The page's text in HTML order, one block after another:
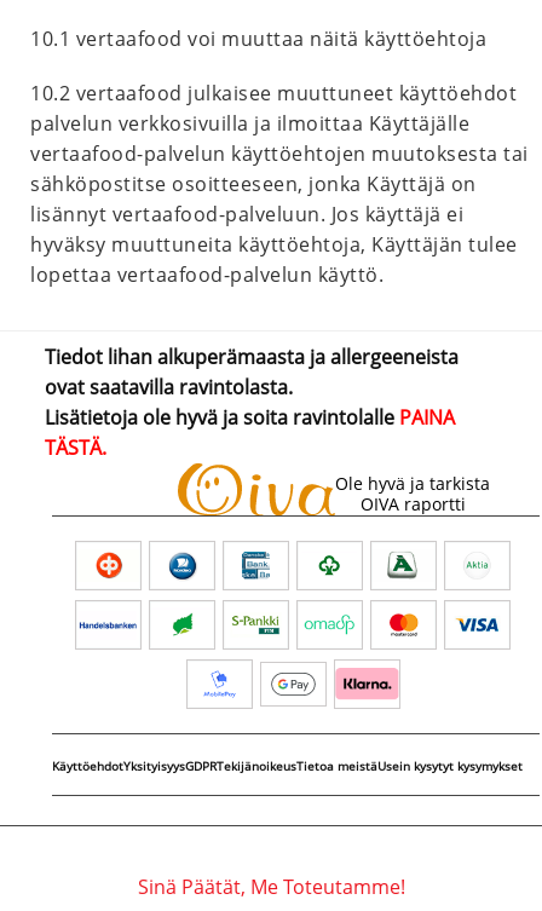
10.1 vertaafood voi muuttaa näitä käyttöehtoja
10.2 vertaafood julkaisee muuttuneet käyttöehdot
palvelun verkkosivuilla ja ilmoittaa Käyttäjälle
vertaafood-palvelun käyttöehtojen muutoksesta tai
sähköpostitse osoitteeseen, jonka Käyttäjä on
lisännyt vertaafood-palveluun. Jos käyttäjä ei
hyväksy muuttuneita käyttöehtoja, Käyttäjän tulee
lopettaa vertaafood-palvelun käyttö.
Tiedot lihan alkuperämaasta ja allergeeneista
ovat saatavilla ravintolasta.
Lisätietoja ole hyvä ja soita ravintolalle PAINA
TÄSTÄ.
Ole hyvä ja tarkista
OIVA raportti
KäyttöehdotYksityisyysGDPRTekijänoikeusTietoa meistäUsein kysytyt kysymykset
Sinä Päätät, Me Toteutamme!